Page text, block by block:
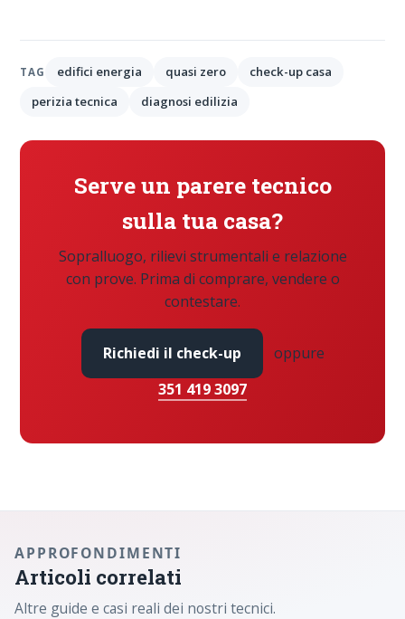
TAG edifici energia quasi zero
check-up casa
perizia tecnica
diagnosi edilizia
Serve un parere tecnico
sulla tua casa?
Sopralluogo, rilievi strumentali e relazione
con prove. Prima di comprare, vendere o
contestare.
Richiedi il check-up
oppure
351 419 3097
APPROFONDIMENTI
Articoli correlati
Altre guide e casi reali dei nostri tecnici.